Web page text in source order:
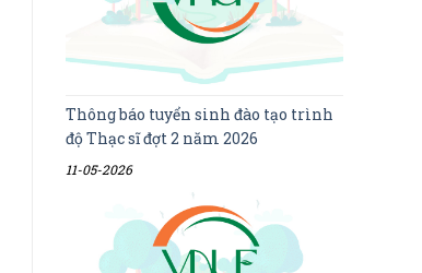
Thông báo tuyển sinh đào tạo trình
độ Thạc sĩ đợt 2 năm 2026
11-05-2026